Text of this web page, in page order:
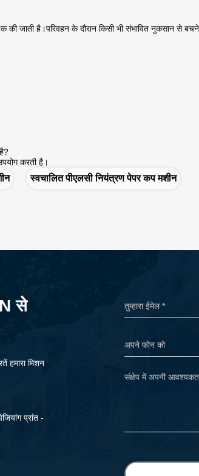
जाती है।परिवहन के दौरान किसी भी संभावित नुकसान से बचने
करती है।
स्वचालित पीएलसी नियंत्रण पेपर कप मशीन
से
हमारा मिशन
प्रांत -